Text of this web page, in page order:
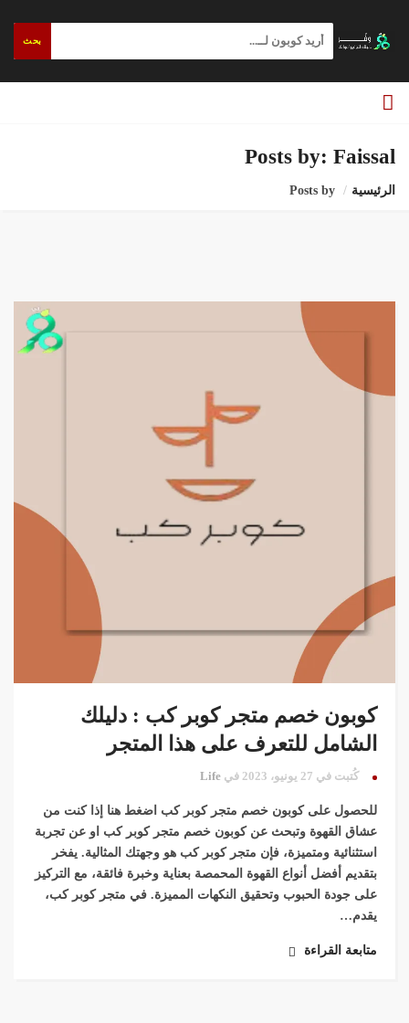
بحث
Posts by: Faissal
الرئيسية Posts by
كوبون خصم متجر كوبر كب : دليلك
الشامل للتعرف على هذا المتجر
كُتبت في 27 يونيو، 2023 في Life
للحصول على كوبون خصم متجر كوبر كب اضغط هنا إذا كنت من
عشاق القهوة وتبحث عن كوبون خصم متجر كوبر كب او عن تجربة
استثنائية ومتميزة، فإن متجر كوبر كب هو وجهتك المثالية. يفخر
بتقديم أفضل أنواع القهوة المحمصة بعناية وخبرة فائقة، مع التركيز
على جودة الحبوب وتحقيق النكهات المميزة. في متجر كوبر كب،
يقدم…
متابعة القراءة